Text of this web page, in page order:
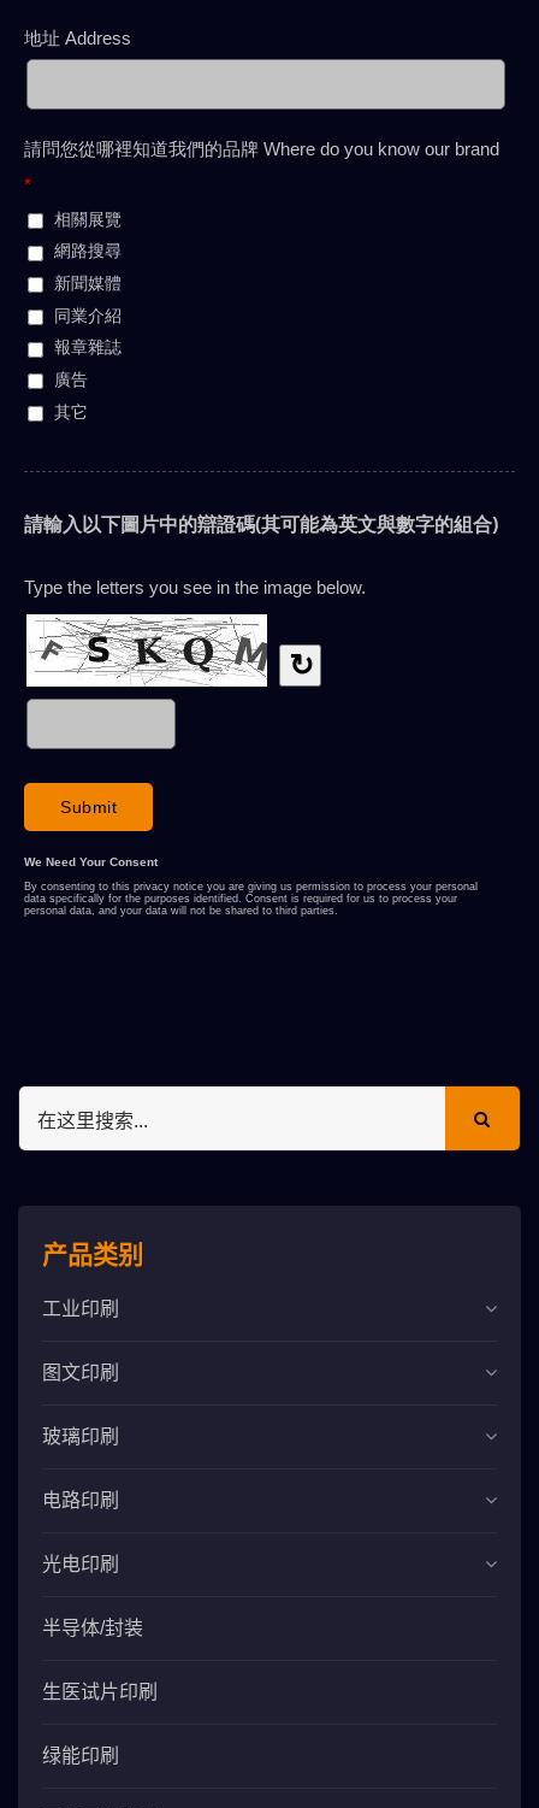
产品类别
工业印刷
图文印刷
玻璃印刷
电路印刷
光电印刷
半导体/封装
生医试片印刷
绿能印刷